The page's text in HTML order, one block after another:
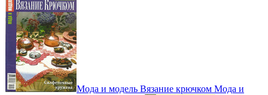
Мода и модель Вязание крючком Мода и